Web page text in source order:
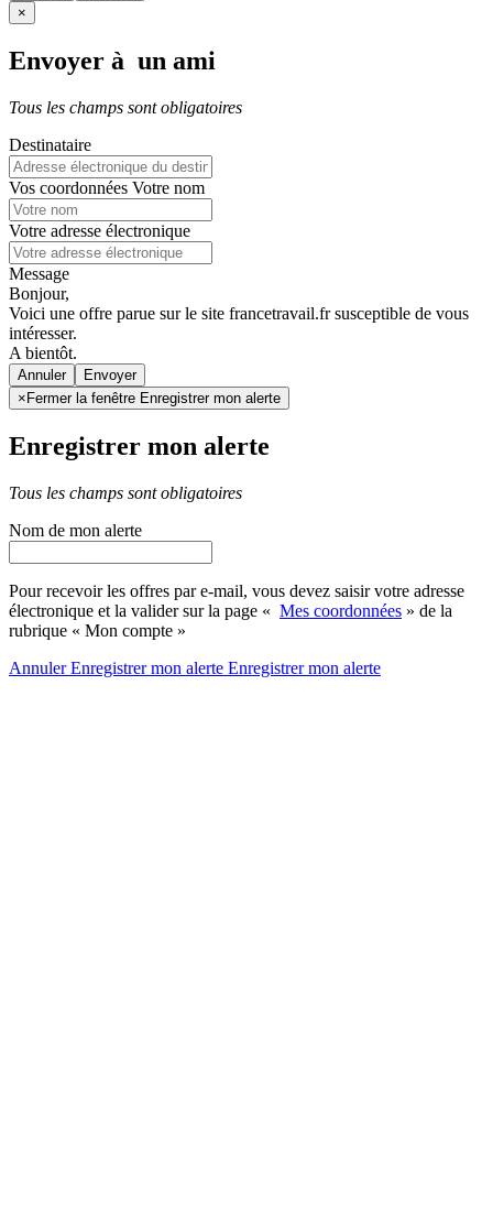
×
Envoyer à un ami
Tous les champs sont obligatoires
Destinataire
Vos coordonnées Votre nom
Votre adresse électronique
Message
Bonjour,
Voici une offre parue sur le site francetravail.fr susceptible de vous
intéresser.
A bientôt.
Annuler
×Fermer la fenêtre Enregistrer mon alerte
Enregistrer mon alerte
Tous les champs sont obligatoires
Nom de mon alerte
Pour recevoir les offres par e-mail, vous devez saisir votre adresse
électronique et la valider sur la page « Mes coordonnées » de la
rubrique « Mon compte »
AnnulerEnregistrer mon alerte Enregistrermon alerte